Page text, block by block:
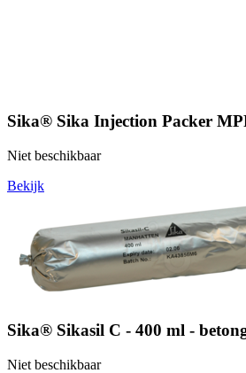
Sika® Sika Injection Packer
Niet beschikbaar
Bekijk
Sika® Sikasil C - 400 ml -
Niet beschikbaar